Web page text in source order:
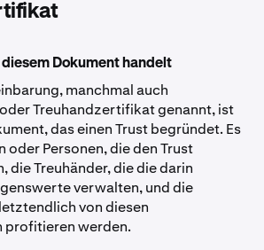
Dokument handelt
manchmal auch
Treuhandzertifikat genannt, ist
das einen Trust begründet. Es
oder Personen, die den Trust
die Treuhänder, die die darin
verwalten, und die
von diesen
profitieren werden.